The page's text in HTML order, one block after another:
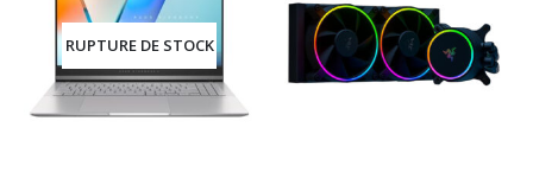
RUPTURE DE STOCK